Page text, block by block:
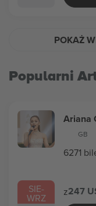
POKAŻ
Popularni
SIE-
WRZ
Ariana
GB
6271
z247